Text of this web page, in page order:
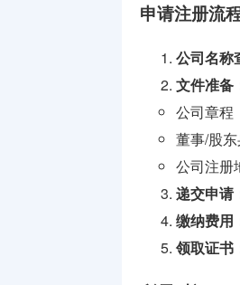
申请注册流
公司名称
文件准备
公司章程
董事/股
公司注册
递交申请
缴纳费用
领取证书